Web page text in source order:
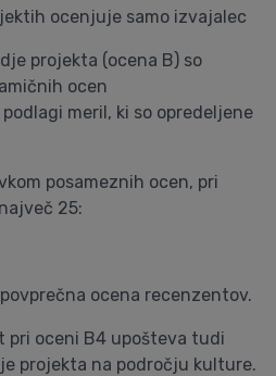
ocenjuje samo izvajalec
projekta (ocena B) so
ocen
meril, ki so opredeljene
posameznih ocen, pri
25:
ocena recenzentov.
pri oceni B4 upošteva tudi
projekta na področju kulture.